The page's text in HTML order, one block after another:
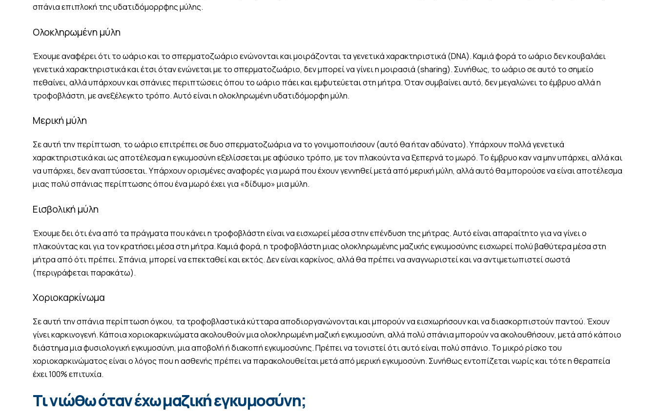
σπάνια επιπλοκή της υδατιδόμορρφης μύλης.
Ολοκληρωμένη μύλη
Έχουμε αναφέρει ότι το ωάριο και το σπερματοζωάριο ενώνονται και μοιράζονται τα γενετικά χαρακτηριστικά (DNA). Καμιά φορά το ωάριο δεν κουβαλάει
γενετικά χαρακτηριστικά και έτσι όταν ενώνεται με το σπερματοζωάριο, δεν μπορεί να γίνει η μοιρασιά (sharing). Συνήθως, το ωάριο σε αυτό το σημείο
πεθαίνει, αλλά υπάρχουν και σπάνιες περιπτώσεις όπου το ωάριο πάει και εμφυτεύεται στη μήτρα. Όταν συμβαίνει αυτό, δεν μεγαλώνει το έμβρυο αλλά η
τροφοβλάστη, με ανεξέλεγκτο τρόπο. Αυτό είναι η ολοκληρωμένη υδατιδόμορφη μύλη.
Μερική μύλη
Σε αυτή την περίπτωση, το ωάριο επιτρέπει σε δυο σπερματοζωάρια να το γονιμοποιήσουν (αυτό θα ήταν αδύνατο). Υπάρχουν πολλά γενετικά
χαρακτηριστικά και ως αποτέλεσμα η εγκυμοσύνη εξελίσσεται με αφύσικο τρόπο, με τον πλακούντα να ξεπερνά το μωρό. Το έμβρυο καν να μην υπάρχει, αλλά και
να υπάρχει, δεν αναπτύσσεται. Υπάρχουν ορισμένες αναφορές για μωρά που έχουν γεννηθεί μετά από μερική μύλη, αλλά αυτό θα μπορούσε να είναι αποτέλεσμα
μιας πολύ σπάνιας περίπτωσης όπου ένα μωρό έχει για «δίδυμο» μια μύλη.
Εισβολική μύλη
Έχουμε δει ότι ένα από τα πράγματα που κάνει η τροφοβλάστη είναι να εισχωρεί μέσα στην επένδυση της μήτρας. Αυτό είναι απαραίτητο για να γίνει ο
πλακούντας και για τον κρατήσει μέσα στη μήτρα. Καμιά φορά, η τροφοβλάστη μιας ολοκληρωμένης μαζικής εγκυμοσύνης εισχωρεί πολύ βαθύτερα μέσα στη
μήτρα από ότι πρέπει. Σπάνια, μπορεί να επεκταθεί και εκτός. Δεν είναι καρκίνος, αλλά θα πρέπει να αναγνωριστεί και να αντιμετωπιστεί σωστά
(περιγράφεται παρακάτω).
Χοριοκαρκίνωμα
Σε αυτή την σπάνια περίπτωση όγκου, τα τροφοβλαστικά κύτταρα αποδιοργανώνονται και μπορούν να εισχωρήσουν και να διασκορπιστούν παντού. Έχουν
γίνει καρκινογενή. Κάποια χοριοκαρκινώματα ακολουθούν μια ολοκληρωμένη μαζική εγκυμοσύνη, αλλά πολύ σπάνια μπορούν να ακολουθήσουν, μετά από κάποιο
διάστημα μια φυσιολογική εγκυμοσύνη, μια αποβολή ή διακοπή εγκυμοσύνης. Πρέπει να τονιστεί ότι αυτό είναι πολύ σπάνιο. Το μικρό ρίσκο του
χοριοκαρκινώματος είναι ο λόγος που η ασθενής πρέπει να παρακολουθείται μετά από μερική εγκυμοσύνη. Συνήθως εντοπίζεται νωρίς και τότε η θεραπεία
έχει 100% επιτυχία.
Τι νιώθω όταν έχω μαζική εγκυμοσύνη;